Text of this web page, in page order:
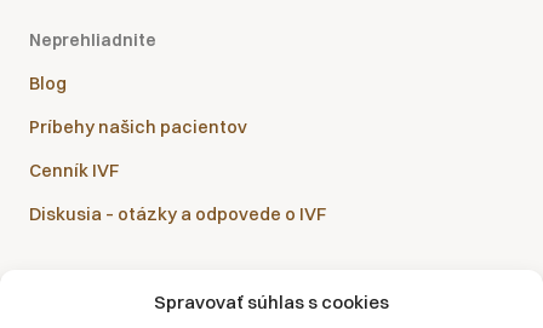
Spravovať súhlas s cookies
Neprehliadnite
Blog
Príbehy našich pacientov
Cenník IVF
Diskusia – otázky a odpovede o IVF